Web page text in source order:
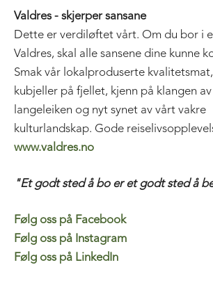
Valdres - skjerper sansane
Dette er verdiløftet vårt. Om du bor i
Valdres, skal alle sansene dine kunne
Smak vår lokalproduserte
kubjeller på fjellet, kjenn på klangen
langeleiken og nyt synet av vårt vakre
kulturlandskap. Gode
www.valdres.no
"Et godt sted å bo er et godt sted å
Følg oss på Facebook
Følg oss på Instagram
Følg oss på LinkedIn